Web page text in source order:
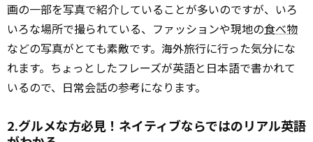
画の一部を写真で紹介していることが多いのですが、いろ
いろな場所で撮られている、ファッションや現地の食べ物
などの写真がとても素敵です。海外旅行に行った気分にな
れます。ちょっとしたフレーズが英語と日本語で書かれて
いるので、日常会話の参考になります。
2.グルメな方必見！ネイティブならではのリアル英語